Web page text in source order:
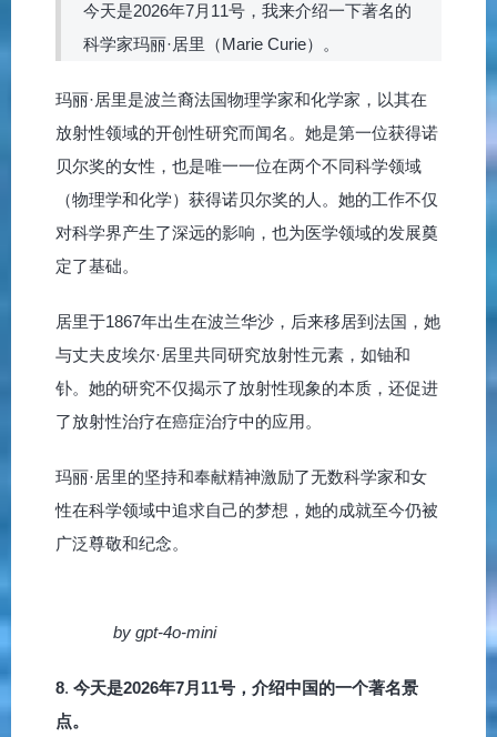
今天是2026年7月11号，我来介绍一下著名的
科学家玛丽·居里（Marie Curie）。
玛丽·居里是波兰裔法国物理学家和化学家，以其在
放射性领域的开创性研究而闻名。她是第一位获得诺
贝尔奖的女性，也是唯一一位在两个不同科学领域
（物理学和化学）获得诺贝尔奖的人。她的工作不仅
对科学界产生了深远的影响，也为医学领域的发展奠
定了基础。
居里于1867年出生在波兰华沙，后来移居到法国，她
与丈夫皮埃尔·居里共同研究放射性元素，如铀和
钋。她的研究不仅揭示了放射性现象的本质，还促进
了放射性治疗在癌症治疗中的应用。
玛丽·居里的坚持和奉献精神激励了无数科学家和女
性在科学领域中追求自己的梦想，她的成就至今仍被
广泛尊敬和纪念。
by gpt-4o-mini
8. 今天是2026年7月11号，介绍中国的一个著名景
点。